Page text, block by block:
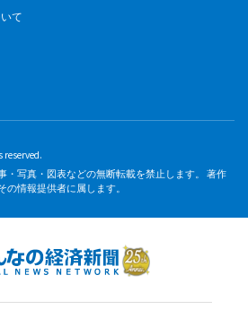
て
reserved.
・写真・図表などの無断転載を禁止します。 著作
情報提供者に属します。